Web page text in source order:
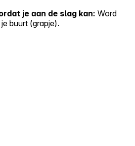
je aan de slag kan: Word
buurt (grapje).